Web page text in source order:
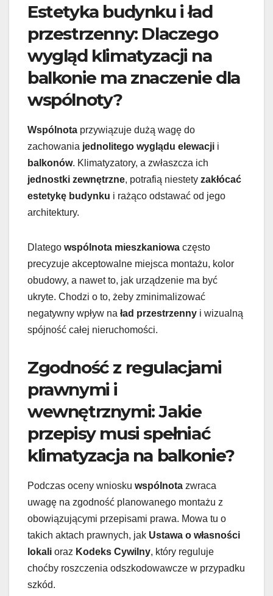
Estetyka budynku i ład
przestrzenny: Dlaczego
wygląd klimatyzacji na
balkonie ma znaczenie dla
wspólnoty?
Wspólnota przywiązuje dużą wagę do
zachowania jednolitego wyglądu elewacji i
balkonów. Klimatyzatory, a zwłaszcza ich
jednostki zewnętrzne, potrafią niestety zakłócać
estetykę budynku i rażąco odstawać od jego
architektury.
Dlatego wspólnota mieszkaniowa często
precyzuje akceptowalne miejsca montażu, kolor
obudowy, a nawet to, jak urządzenie ma być
ukryte. Chodzi o to, żeby zminimalizować
negatywny wpływ na ład przestrzenny i wizualną
spójność całej nieruchomości.
Zgodność z regulacjami
prawnymi i
wewnętrznymi: Jakie
przepisy musi spełniać
klimatyzacja na balkonie?
Podczas oceny wniosku wspólnota zwraca
uwagę na zgodność planowanego montażu z
obowiązującymi przepisami prawa. Mowa tu o
takich aktach prawnych, jak Ustawa o własności
lokali oraz Kodeks Cywilny, który reguluje
choćby roszczenia odszkodowawcze w przypadku
szkód.